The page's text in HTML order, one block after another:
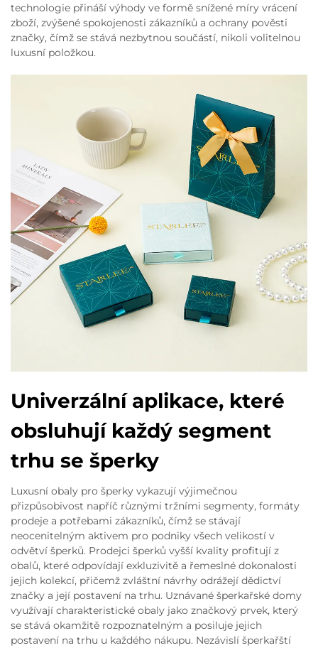
technologie přináší výhody ve formě snížené míry vrácení
zboží, zvýšené spokojenosti zákazníků a ochrany pověsti
značky, čímž se stává nezbytnou součástí, nikoli volitelnou
luxusní položkou.
Univerzální aplikace, které
obsluhují každý segment
trhu se šperky
Luxusní obaly pro šperky vykazují výjimečnou
přizpůsobivost napříč různými tržními segmenty, formáty
prodeje a potřebami zákazníků, čímž se stávají
neocenitelným aktivem pro podniky všech velikostí v
odvětví šperků. Prodejci šperků vyšší kvality profitují z
obalů, které odpovídají exkluzivitě a řemeslné dokonalosti
jejich kolekcí, přičemž zvláštní návrhy odrážejí dědictví
značky a její postavení na trhu. Uznávané šperkařské domy
využívají charakteristické obaly jako značkový prvek, který
se stává okamžitě rozpoznatelným a posiluje jejich
postavení na trhu u každého nákupu. Nezávislí šperkařští